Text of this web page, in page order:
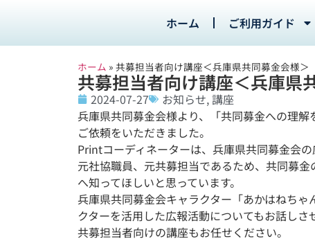
ホーム ご利用ガイド
ホーム » 共募担当者向け講座＜兵庫県共同募金会様＞
共募担当者向け講座＜兵庫県
2024-07-27 お知らせ,講座
兵庫県共同募金会様より、「共同募金への理
ご依頼をいただきました。
Printコーディネーターは、兵庫県共同募金会の
元社協職員、元共募担当であるため、共同募
へ知ってほしいと思っています。
兵庫県共同募金会キャラクター「あかはねち
クターを活用した広報活動についてもお話しさ
共募担当者向けの講座もお任せください。